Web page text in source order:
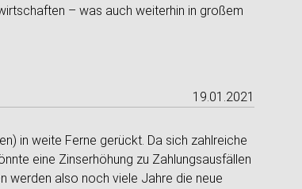
– was auch weiterhin in großem
19.01.2021
in weite Ferne gerückt. Da sich zahlreiche
eine Zinserhöhung zu Zahlungsausfällen
werden also noch viele Jahre die neue